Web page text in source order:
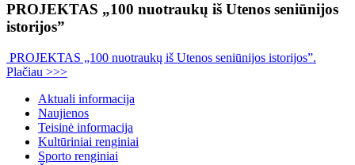
PROJEKTAS „100 nuotraukų iš Utenos seniūnijos
istorijos”
PROJEKTAS „100 nuotraukų iš Utenos seniūnijos istorijos”.
Plačiau >>>
Aktuali informacija
Naujienos
Teisinė informacija
Kultūriniai renginiai
Sporto renginiai